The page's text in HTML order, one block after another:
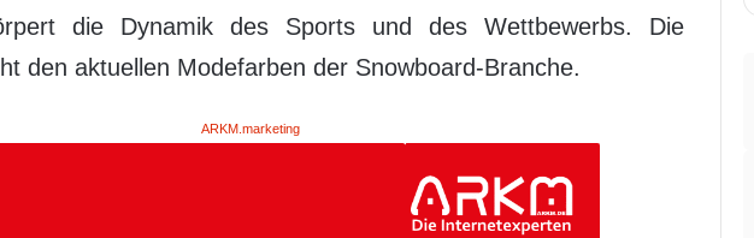
die Dynamik des Sports und des Wettbewerbs. Die
den aktuellen Modefarben der Snowboard-Branche.
ARKM.marketing